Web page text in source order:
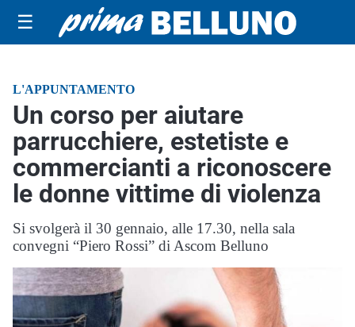
☰
L'APPUNTAMENTO
Un corso per aiutare
parrucchiere, estetiste e
commercianti a riconoscere
le donne vittime di violenza
Si svolgerà il 30 gennaio, alle 17.30, nella sala
convegni “Piero Rossi” di Ascom Belluno